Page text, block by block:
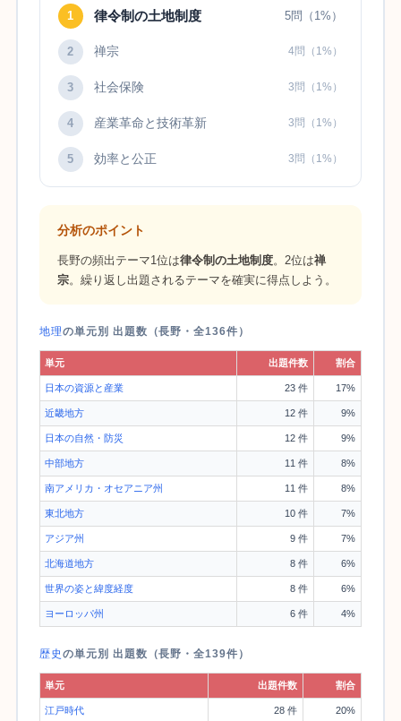
1 律令制の土地制度 5問（1%）
2 禅宗 4問（1%）
3 社会保険 3問（1%）
4 産業革命と技術革新 3問（1%）
5 効率と公正 3問（1%）
分析のポイント
長野の頻出テーマ1位は律令制の土地制度。2位は禅
宗。繰り返し出題されるテーマを確実に得点しよう。
地理の単元別 出題数（長野・全136件）
単元 出題件数 割合
日本の資源と産業 23 件 17%
近畿地方 12 件 9%
日本の自然・防災 12 件 9%
中部地方 11 件 8%
南アメリカ・オセアニア州 11 件 8%
東北地方 10 件 7%
アジア州 9 件 7%
北海道地方 8 件 6%
世界の姿と緯度経度 8 件 6%
ヨーロッパ州 6 件 4%
歴史 の単元別 出題数（長野・全139件）
単元 出題件数 割合
江戸時代 28 件 20%